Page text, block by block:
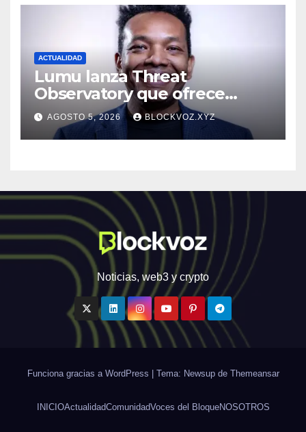
ACTUALIDAD
Lumu lanza Threat
Observatory que ofrece
inteligencia de amenazas
personalizada y en tiempo
real
AGOSTO 5, 2026 BLOCKVOZ.XYZ
Noticias, web3 y crypto
Funciona gracias a WordPress Tema: Newsup de Themeansar
INICIOActualidadComunidadVoces del BloqueNOSOTROS